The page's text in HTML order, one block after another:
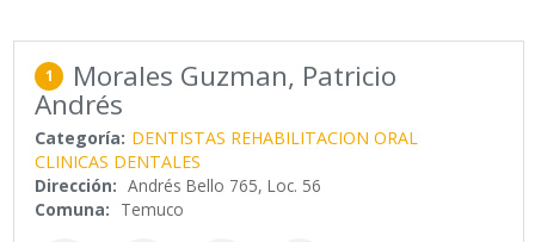
1 Morales Guzman, Patricio
Andrés
Categoría: DENTISTAS REHABILITACION ORAL
CLINICAS DENTALES
Dirección: Andrés Bello 765, Loc. 56
Comuna: Temuco